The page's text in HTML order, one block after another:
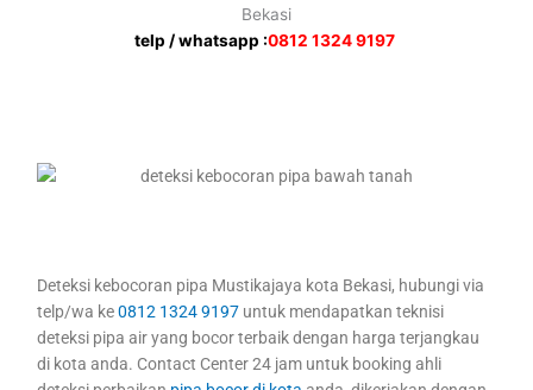
Bekasi
telp / whatsapp :0812 1324 9197
Deteksi kebocoran pipa Mustikajaya kota Bekasi, hubungi via
telp/wa ke0812 1324 9197 untuk mendapatkan teknisi
deteksi pipa air yang bocor terbaik dengan harga terjangkau
di kota anda. Contact Center 24 jam untuk booking ahli